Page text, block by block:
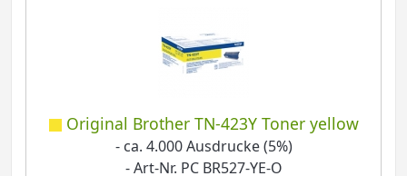
Original Brother TN-423Y Toner yellow
- ca. 4.000 Ausdrucke (5%)
- Art-Nr. PC BR527-YE-O